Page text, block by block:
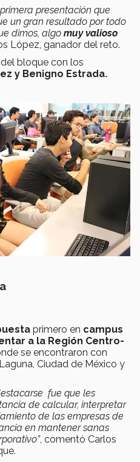
presentación que
un gran resultado por todo
dimos, algo muy valioso
López, ganador del reto.
bloque con los
y Benigno Estrada.
primero en campus
a la Región Centro-
se encontraron con
Ciudad de México y
fue que les
de calcular, interpretar
de las empresas de
en mantener sanas
, comentó Carlos